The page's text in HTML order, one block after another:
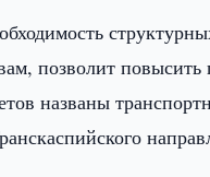
позволит
названы